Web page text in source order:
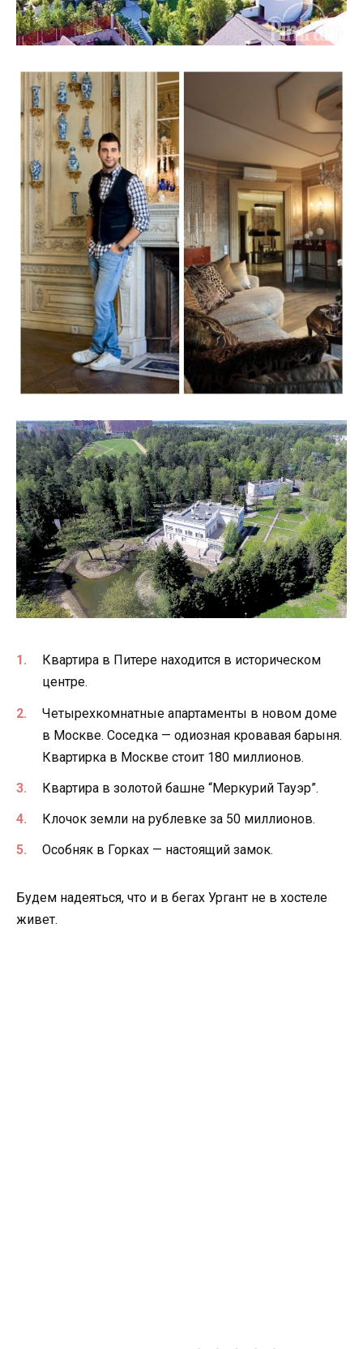
Квартира в Питере находится в историческом
центре.
Четырехкомнатные апартаменты в новом доме
в Москве. Соседка — одиозная кровавая барыня.
Квартирка в Москве стоит 180 миллионов.
Квартира в золотой башне “Меркурий Тауэр”.
Клочок земли на рублевке за 50 миллионов.
Особняк в Горках — настоящий замок.
Будем надеяться, что и в бегах Ургант не в хостеле
живет.